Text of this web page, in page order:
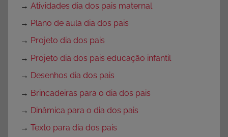
→ Atividades dia dos pais maternal
→ Plano de aula dia dos pais
→ Projeto dia dos pais
→ Projeto dia dos pais educação infantil
→ Desenhos dia dos pais
→ Brincadeiras para o dia dos pais
→ Dinâmica para o dia dos pais
→ Texto para dia dos pais